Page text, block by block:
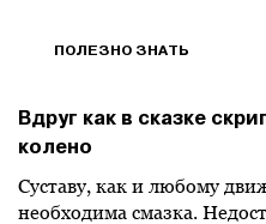
ПОЛЕЗНО ЗНАТЬ
Вдруг как в сказке
колено
Суставу, как и любому
необходима смазка.